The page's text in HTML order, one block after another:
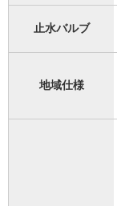
止水バルブ
地域仕様